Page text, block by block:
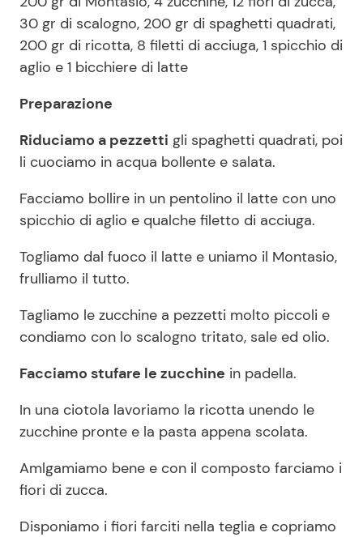
30 gr di scalogno, 200 gr di spaghetti quadrati,
200 gr di ricotta, 8 filetti di acciuga, 1 spicchio di
aglio e 1 bicchiere di latte
Preparazione
Riduciamo a pezzetti gli spaghetti quadrati, poi
li cuociamo in acqua bollente e salata.
Facciamo bollire in un pentolino il latte con uno
spicchio di aglio e qualche filetto di acciuga.
Togliamo dal fuoco il latte e uniamo il Montasio,
frulliamo il tutto.
Tagliamo le zucchine a pezzetti molto piccoli e
condiamo con lo scalogno tritato, sale ed olio.
Facciamo stufare le zucchine in padella.
In una ciotola lavoriamo la ricotta unendo le
zucchine pronte e la pasta appena scolata.
Amlgamiamo bene e con il composto farciamo i
fiori di zucca.
Disponiamo i fiori farciti nella teglia e copriamo